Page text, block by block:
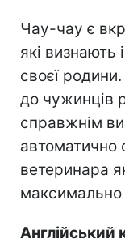
Чау-чау є
які визнають
своєї родини.
до чужинців
справжнім
автоматично
ветеринара
максимально
Англійський